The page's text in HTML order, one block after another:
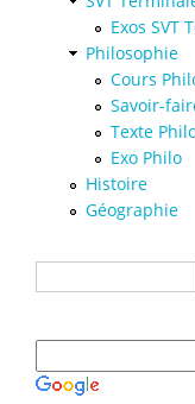
Exos SVT
Philosophie
Cours
Savoir-
Texte
Exo Philo
Histoire
Géographie
Formulaire de